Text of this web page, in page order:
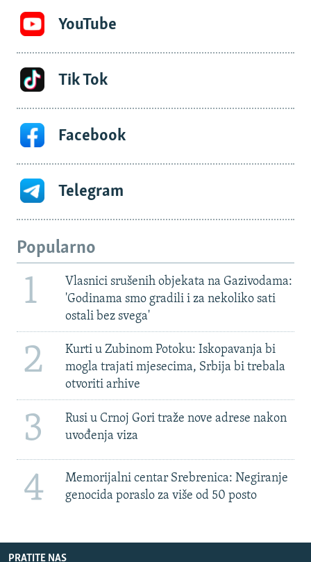
YouTube
Tik Tok
Facebook
Telegram
Popularno
1
Vlasnici srušenih objekata na Gazivodama:
'Godinama smo gradili i za nekoliko sati
ostali bez svega'
2
Kurti u Zubinom Potoku: Iskopavanja bi
mogla trajati mjesecima, Srbija bi trebala
otvoriti arhive
3
Rusi u Crnoj Gori traže nove adrese nakon
uvođenja viza
4
Memorijalni centar Srebrenica: Negiranje
genocida poraslo za više od 50 posto
PRATITE NAS